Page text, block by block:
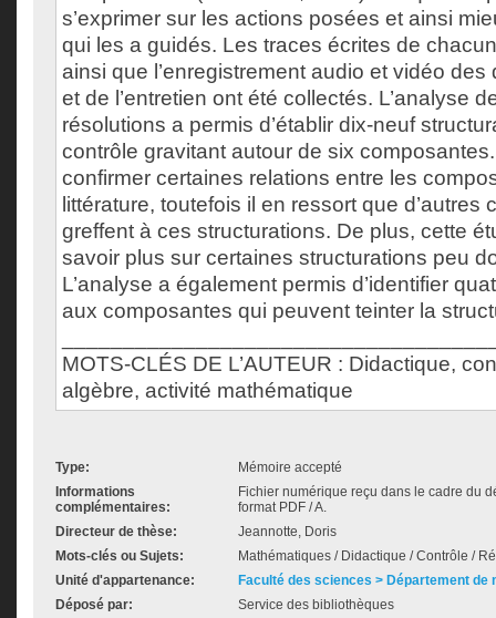
s’exprimer sur les actions posées et ainsi
qui les a guidés. Les traces écrites de
ainsi que l’enregistrement audio et vidéo
et de l’entretien ont été collectés. L’analyse
résolutions a permis d’établir dix-neuf
contrôle gravitant autour de six
confirmer certaines relations entre les
littérature, toutefois il en ressort que d’autres
greffent à ces structurations. De plus, cette
savoir plus sur certaines structurations peu
L’analyse a également permis d’identifier
aux composantes qui peuvent teinter la
MOTS-CLÉS DE L’AUTEUR : Didactique,
algèbre, activité mathématique
Type:
Mémoire accepté
Informations
complémentaires:
Fichier numérique reçu dans le cadre du
format PDF / A.
Directeur de thèse:
Jeannotte, Doris
Mots-clés ou Sujets:
Mathématiques / Didactique / Contrôle /
Unité d'appartenance:
Faculté des sciences > Département de
Déposé par:
Service des bibliothèques